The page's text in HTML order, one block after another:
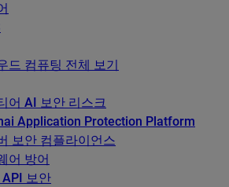
드 컴퓨팅 전체 보기
어 AI 보안 리스크
Application Protection Platform
보안 컴플라이언스
어 방어
API 보안